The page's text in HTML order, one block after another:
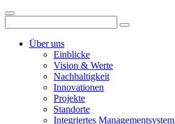
Über uns
Einblicke
Vision & Werte
Nachhaltigkeit
Innovationen
Projekte
Standorte
Integriertes Managementsystem